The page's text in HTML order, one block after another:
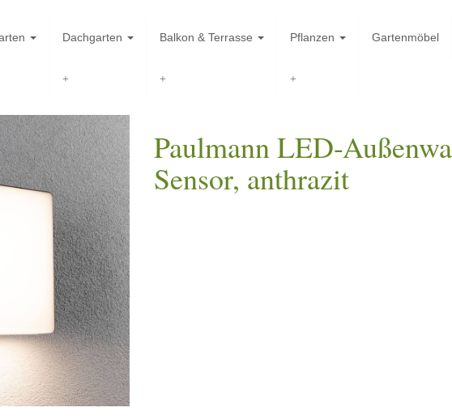
Dachgarten Balkon & Terrasse Pflanzen Gartenmöbel
Paulmann LED-
Sensor, anthrazit